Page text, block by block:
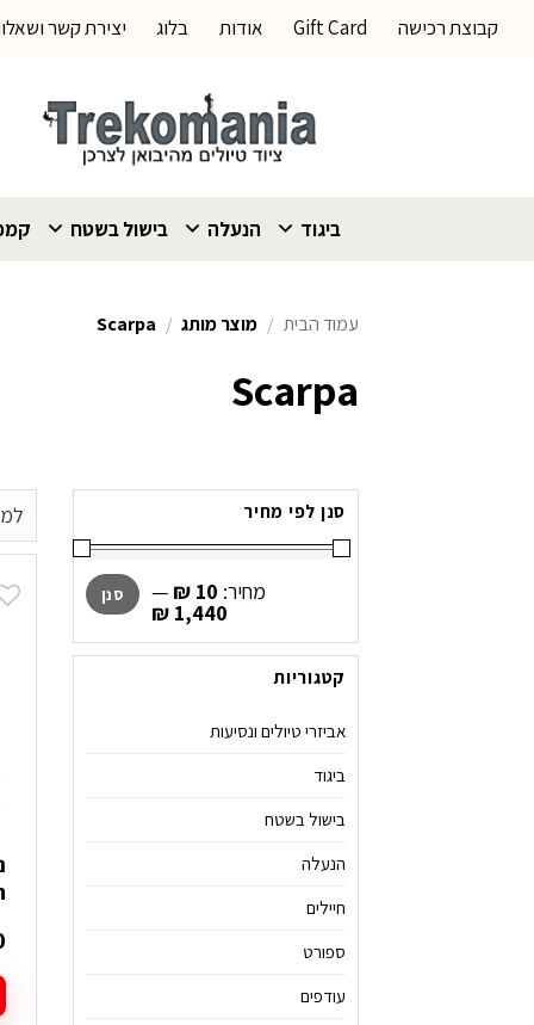
קבוצת רכישה Gift Card אודות בלוג יצירת קשר
ביגוד הנעלה בישול בשטח
Scarpa
עמוד הבית / מוצר מותג /
סנן לפי מחיר
סנן מחיר: ₪ 10
—
₪ 1,440
קטגוריות
אביזרי טיולים ונסיעות
ביגוד
בישול בשטח
הנעלה
חיילים
ספורט
עודפים